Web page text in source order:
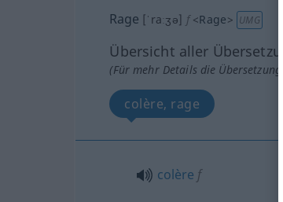
Rage [ˈraːʒə] f <Rage> UMG
Übersicht aller
(Für mehr Details die
colère, rage
colère f